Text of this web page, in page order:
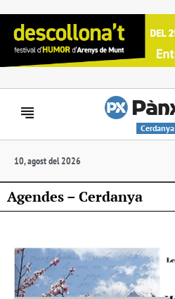
Cerdanya
10, agost del 2026
Agendes – Cerdanya